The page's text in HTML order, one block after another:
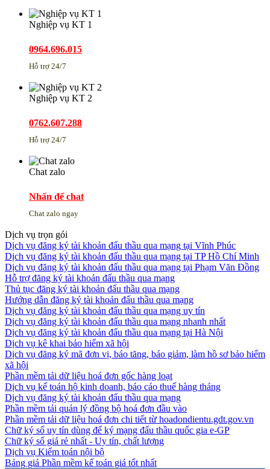
Nghiệp vụ KT 1
0964.696.015
Hỗ trợ 24/7
Nghiệp vụ KT 2
0762.607.288
Hỗ trợ 24/7
Chat zalo
Nhấn để chat
Chat zalo ngay
Dịch vụ trọn gói
Dịch vụ đăng ký tài khoản đấu thầu qua mạng tại Vĩnh Phúc
Dịch vụ đăng ký tài khoản đấu thầu qua mạng tại TP Hồ Chí Minh
Dịch vụ đăng ký tài khoản đấu thầu qua mạng tại Phạm Văn Đồng
Hỗ trợ đăng ký tài khoản đấu thầu qua mạng
Thủ tục đăng ký tài khoản đấu thầu qua mạng
Hướng dẫn đăng ký tài khoản đấu thầu qua mạng
Dịch vụ đăng ký tài khoản đấu thầu qua mạng uy tín
Dịch vụ đăng ký tài khoản đấu thầu qua mạng nhanh nhất
Dịch vụ đăng ký tài khoản đấu thầu qua mạng tại Hà Nội
Dịch vụ kê khai bảo hiểm xã hội
Dịch vụ đăng ký mã đơn vị, báo tăng, báo giảm, làm hồ sơ bảo hiểm
xã hội
Phần mềm tải dữ liệu hoá đơn gốc hàng loạt
Dịch vụ kế toán hộ kinh doanh, báo cáo thuế hàng tháng
Dịch vụ đăng ký tài khoản đấu thầu qua mạng
Phần mềm tải quản lý đồng bộ hoá đơn đầu vào
Phần mềm tải dữ liệu hoá đơn chi tiết từ hoadondientu.gdt.gov.vn
Chữ ký số uy tín dùng để ký mạng đấu thầu quốc gia e-GP
Chữ ký số giá rẻ nhất - Uy tín, chất lượng
Dịch vụ Kiểm toán nội bộ
Bảng giá Phần mềm kế toán giá tốt nhất